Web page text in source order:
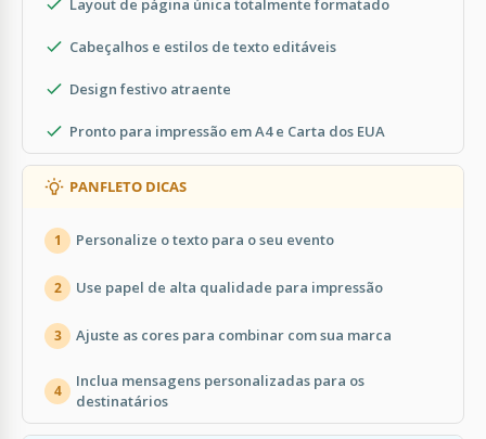
Cabeçalhos e estilos de texto editáveis
Design festivo atraente
Pronto para impressão em A4 e Carta dos EUA
PANFLETO DICAS
1 Personalize o texto para o seu evento
2 Use papel de alta qualidade para impressão
3 Ajuste as cores para combinar com sua marca
4
Inclua mensagens personalizadas para os
destinatários